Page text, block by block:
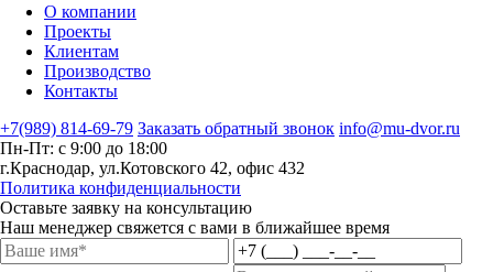
О компании
Проекты
Клиентам
Производство
Контакты
+7(989) 814-69-79 Заказать обратный звонок info@mu-dvor.ru
Пн-Пт: с 9:00 до 18:00
г.Краснодар, ул.Котовского 42, офис 432
Политика конфиденциальности
Оставьте заявку на консультацию
Наш менеджер свяжется с вами в ближайшее время